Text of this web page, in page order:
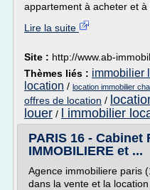
appartement à acheter et à
Lire la suite
Site : http://www.ab-
Thèmes liés : immobilier
location / location immobilier
offres de location /
louer /
l immobilier
PARIS 16 - Cabinet
IMMOBILIERE et ...
Agence immobiliere paris
dans la vente et la